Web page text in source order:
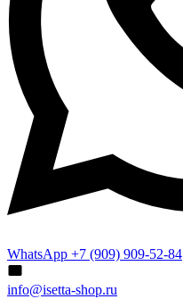
WhatsApp +7 (909) 909-52-84
info@isetta-shop.ru